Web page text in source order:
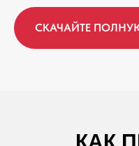
СКАЧАЙТЕ
КАК